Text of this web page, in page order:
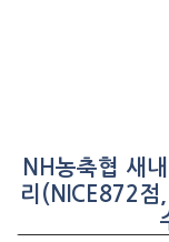
NH농축협 새
리(NICE872점